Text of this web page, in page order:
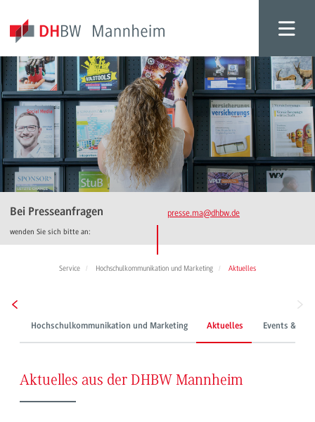
Bei Presseanfragen
wenden Sie sich bitte an:
presse.ma@dhbw.de
Service Hochschulkommunikation und Marketing Aktuelles
Hochschulkommunikation und Marketing Aktuelles Events &
Aktuelles aus der DHBW Mannheim